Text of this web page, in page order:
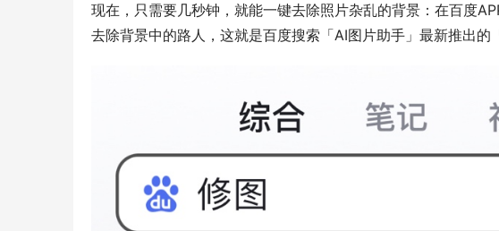
现在，只需要几秒钟，就能一键去除照片杂乱的背景：在百度
去除背景中的路人，这就是百度搜索「AI图片助手」最新推出的